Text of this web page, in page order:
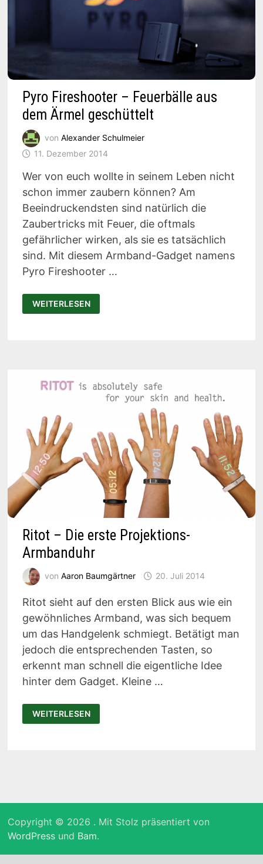
Pyro Fireshooter – Feuerbälle aus
dem Ärmel geschüttelt
von Alexander Schulmeier
11. Dezember 2014
Wer von euch wollte in seinem Leben nicht
schon immer zaubern können? Am
Beeindruckendsten sind natürlich die
Zaubertricks mit Feuer, die oftmals
gefährlicher wirken, als sie es tatsächlich
sind. Mit diesem Armband-Gadget namens
Pyro Fireshooter …
PYRO
FIRESHOOTER
–
WEITERLESEN
Ritot – Die erste Projektions-
Armbanduhr
von Aaron Baumgärtner 20. Juli 2014
Ritot sieht auf den ersten Blick aus wie ein
gewöhnliches Armband, was sich bequem
um das Handgelenk schmiegt. Betätigt man
jedoch die entsprechenden Tasten, so
erkennt man schnell die eigentliche Idee
hinter dem Gadget. Kleine …
RITOT
–
DIE
WEITERLESEN
Copyright © 2026 . Mit Stolz präsentiert von
WordPressund Bam.